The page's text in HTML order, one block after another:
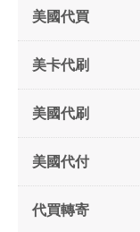
美國代買
美卡代刷
美國代刷
美國代付
代買轉寄